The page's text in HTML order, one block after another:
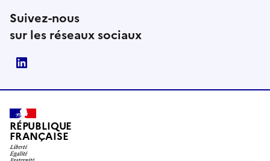
Suivez-nous
sur les réseaux sociaux
RÉPUBLIQUE
FRANÇAISE